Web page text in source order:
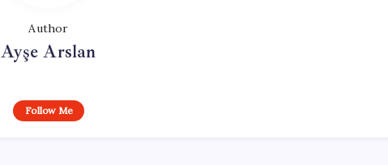
Author
Ayşe Arslan
Follow Me